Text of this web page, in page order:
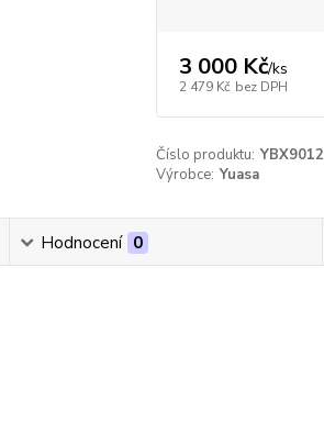
3 000 Kč/ks
2 479 Kč bez DPH
Číslo produktu: YBX9012
Výrobce: Yuasa
Hodnocení 0